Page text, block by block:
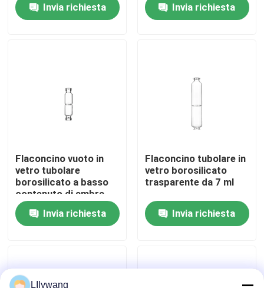
Su di noi
Controllo della qualità
Notizie
blog
fiale di vetro tubolari
Invia richiesta
Invia richiesta
Flaconcino vuoto in
vetro tubolare
borosilicato a basso
contenuto di ambra
trasparente da 1 ml
Invia richiesta
Flaconcino tubolare in
vetro borosilicato
trasparente da 7 ml
Invia richiesta
LIlywang